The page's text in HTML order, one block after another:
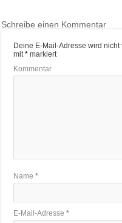
Schreibe einen Kommentar
Deine E-Mail-Adresse wird nicht
mit* markiert
Kommentar
Name*
E-Mail-Adresse*